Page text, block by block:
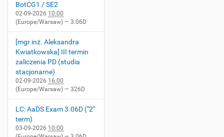
BotCG1 / SE2
02-09-2026 10:00
(Europe/Warsaw) — 3.06D
[mgr inż. Aleksandra
Kwiatkowska] III termin
zaliczenia PD (studia
stacjonarne)
02-09-2026 16:00
(Europe/Warsaw) — 326D
LC: AaDS Exam 3.06D ("2"
term)
03-09-2026 10:00